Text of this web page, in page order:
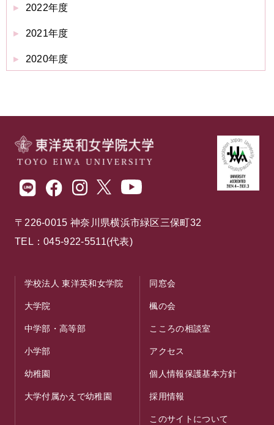
2022年度
2021年度
2020年度
〒226-0015 神奈川県横浜市緑区三保町32
TEL：045-922-5511(代表)
学校法人 東洋英和女学院
大学院
中学部・高等部
小学部
幼稚園
大学付属かえで幼稚園
同窓会
楓の会
こころの相談室
アクセス
個人情報保護基本方針
採用情報
このサイトについて